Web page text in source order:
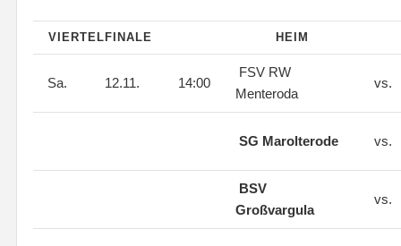
VIERTELFINALE HEIM
Sa. 12.11. 14:00
FSV RW
Menteroda
vs.
SG Marolterode vs.
BSV
Großvargula
vs.